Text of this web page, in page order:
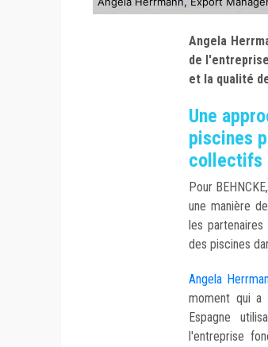
Angela
de
et la qualité
Une
piscines
collectifs
Pour
une manière
les
des piscines
Angela
moment qui
Espagne
l'entreprise